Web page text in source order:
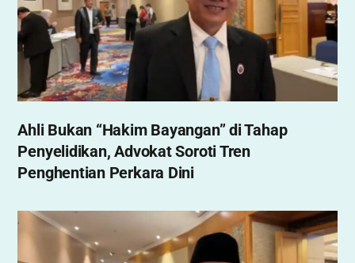
Ahli Bukan “Hakim Bayangan” di Tahap
Penyelidikan, Advokat Soroti Tren
Penghentian Perkara Dini
,